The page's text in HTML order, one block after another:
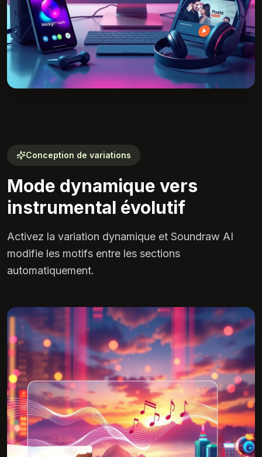
Conception de variations
Mode dynamique vers
instrumental évolutif
Activez la variation dynamique et Soundraw AI
modifie les motifs entre les sections
automatiquement.